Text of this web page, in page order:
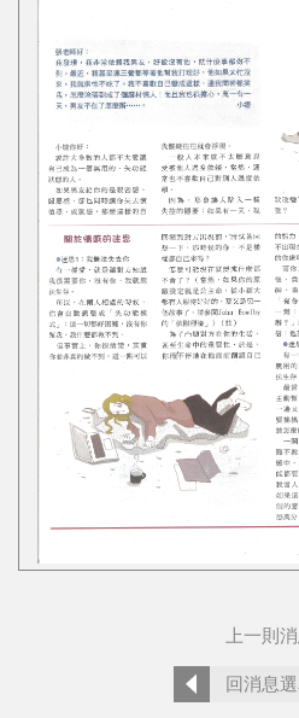
上一則
回消息